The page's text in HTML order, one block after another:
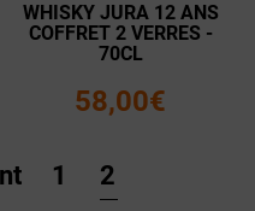
WHISKY JURA 12 ANS
COFFRET 2 VERRES -
70CL
58,00€
1 2